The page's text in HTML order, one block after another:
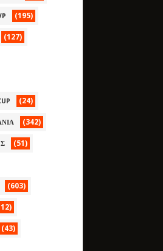
(195)
(127)
(24)
(342)
(51)
(603)
(43)